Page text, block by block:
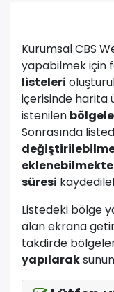
Kurumsal CBS
yapabilmek için
listeleri
içerisinde harita
istenilen
Sonrasında
eklenebilmekte
süresi
Listedeki bölge
alan ekrana
takdirde
yapılarak